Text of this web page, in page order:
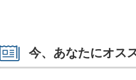
今、あなたにオス